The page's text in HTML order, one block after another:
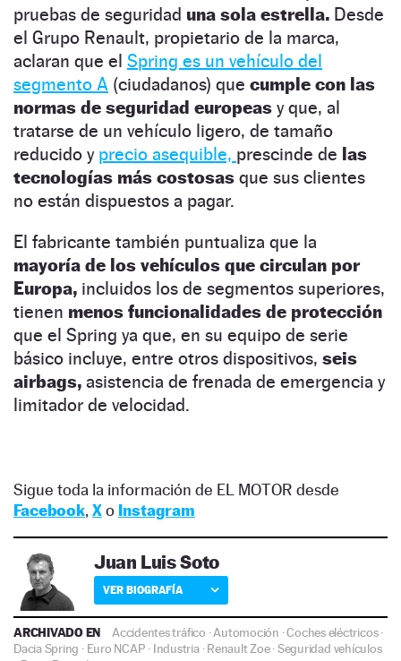
pruebas de seguridad una sola estrella. Desde
el Grupo Renault, propietario de la marca,
aclaran que el Spring es un vehículo del
segmento A (ciudadanos) que cumple con las
normas de seguridad europeas y que, al
tratarse de un vehículo ligero, de tamaño
reducido y precio asequible, prescinde de las
tecnologías más costosas que sus clientes
no están dispuestos a pagar.
El fabricante también puntualiza que la
mayoría de los vehículos que circulan por
Europa, incluidos los de segmentos superiores,
tienen menos funcionalidades de protección
que el Spring ya que, en su equipo de serie
básico incluye, entre otros dispositivos, seis
airbags, asistencia de frenada de emergencia y
limitador de velocidad.
Sigue toda la información de EL MOTOR desde
Facebook, Xo Instagram
Juan Luis Soto
VER BIOGRAFÍA
ARCHIVADO EN Accidentes tráfico ·Automoción ·Coches eléctricos·
Dacia Spring · Euro NCAP · Industria·Renault Zoe·Seguridad vehículos